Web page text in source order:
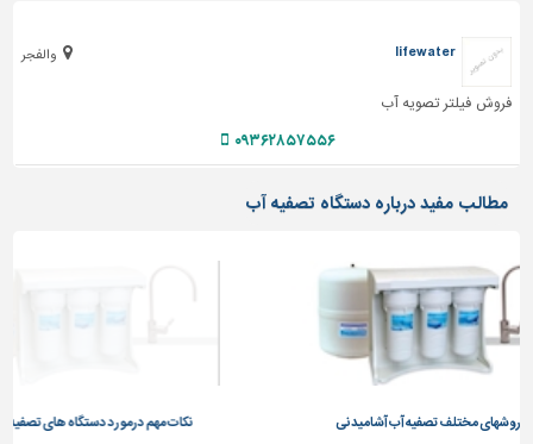
ابزار،یراق
ماشین
محوطه
و
نما
ساخت
و
تاسیسات
والفجر lifewater
فروش فیلتر تصویه آب
۰۹۳۶۲۸۵۷۵۵۶
مطالب مفید درباره دستگاه تصفیه آب
تصفیه آب آشامیدنی نکات مهم درمورد دستگاه های تصفیه آب خانگی